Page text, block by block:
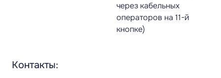
через кабельных
операторов на 11-й
кнопке)
Контакты: